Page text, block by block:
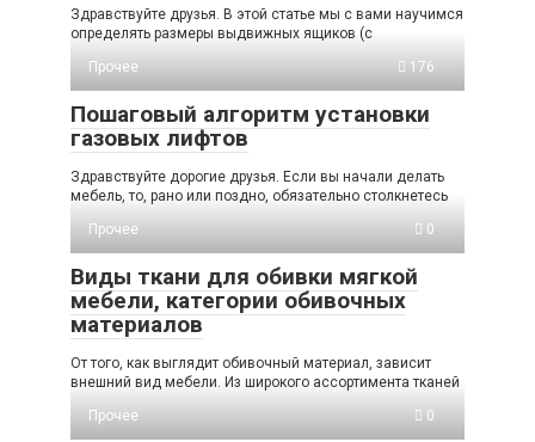
Здравствуйте друзья. В этой статье мы с вами научимся
определять размеры выдвижных ящиков (с
Прочее
176
Пошаговый алгоритм установки
газовых лифтов
Здравствуйте дорогие друзья. Если вы начали делать
мебель, то, рано или поздно, обязательно столкнетесь
Прочее
0
Виды ткани для обивки мягкой
мебели, категории обивочных
материалов
От того, как выглядит обивочный материал, зависит
внешний вид мебели. Из широкого ассортимента тканей
Прочее
0